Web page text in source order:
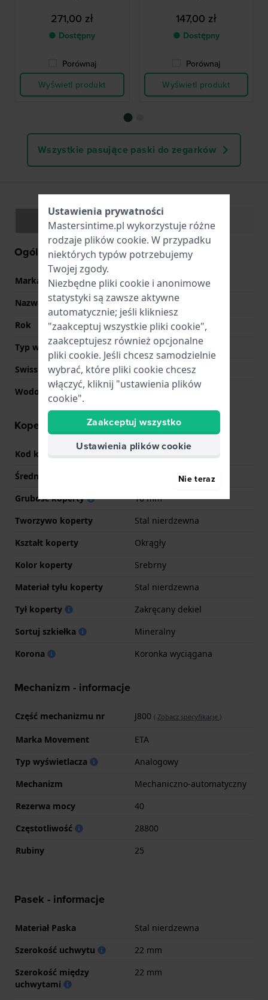
271,00 zł
● Dostępny
Porównaj
Wyświetl produkt
147,00 zł
● Dostępny
Porównaj
Wyświetl produkt
Wszystkie pasujące paski do zegarków
Specyfikacje Funkcje
Ogólne Informacje
Marka
Citizen
Nazwa
AW0050-58L
Rok
2018 Nieznany
Typ wyświetlacza
Analogowy
Swiss Made
Nie
Wodoodporność
10 Bar (pływanie)
Koperta - informacje
Kod koperty
Średnica
Grubość koperty
10 mm
Tworzywo koperty
Stal nierdzewna
Kształt koperty
Okrągły
Kolor koperty
Srebrny
Materiał tyłu koperty
Stal nierdzewna
Tył koperty
Zakręcany dekiel
Sortuj szkiełka
Mineralny
Korona
Koronka wyciągana
Mechanizm - informacje
Część mechanizmu nr J800 ( Zobacz specyfikacje )
Marka Movement
ETA
Typ wyświetlacza
Analogowy
Mechanizm
Mechaniczno-automatyczny
Rezerwa mocy
40
Częstotliwość
28800
Rubiny
25
Pasek - informacje
Materiał Paska
Stal nierdzewna
Szerokość uchwytu
22 mm
Szerokość między
uchwytami
22 mm
Ustawienia prywatności
Mastersintime.pl wykorzystuje różne
rodzaje plików cookie. W przypadku
niektórych typów potrzebujemy
Twojej zgody.
Niezbędne pliki cookie i anonimowe
statystyki są zawsze aktywne
automatycznie; jeśli klikniesz
"zaakceptuj wszystkie pliki cookie",
zaakceptujesz również opcjonalne
pliki cookie. Jeśli chcesz samodzielnie
wybrać, które pliki cookie chcesz
włączyć, kliknij "ustawienia plików
cookie".
Zaakceptuj wszystko
Ustawienia plików cookie
Nie teraz